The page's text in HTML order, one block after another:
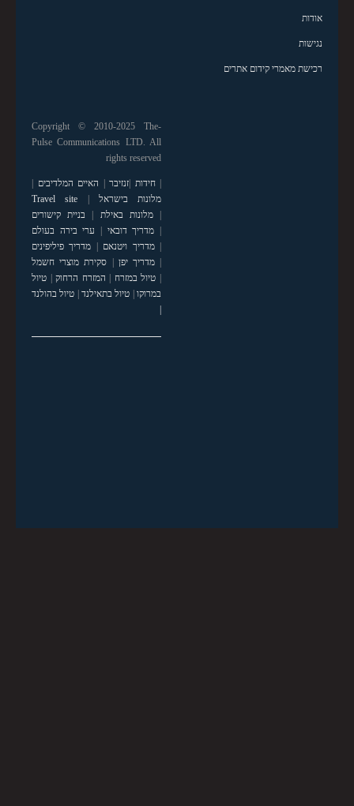
אודות
נגישות
רכישת מאמרי קידום אתרים
Copyright © 2010-2025 The-
Pulse Communications LTD. All
rights reserved
|חידות זנזיבר האיים המלדיבים
מלונות בישראל
Travel site
|מלונות באילת
בניית קישורים
מדריך דובאי
ערי בירה בעולם
|מדריך ויטנאם
מדריך פיליפינים
|מדריך יפן
סקירת מוצרי חשמל
טיול במזרח המזרח הרחוק| טיול
במרוקו| טיול בתאילנד| טיול בהולנד